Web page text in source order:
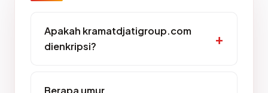
Apakah kramatdjatigroup.com
dienkripsi?
Berapa umur